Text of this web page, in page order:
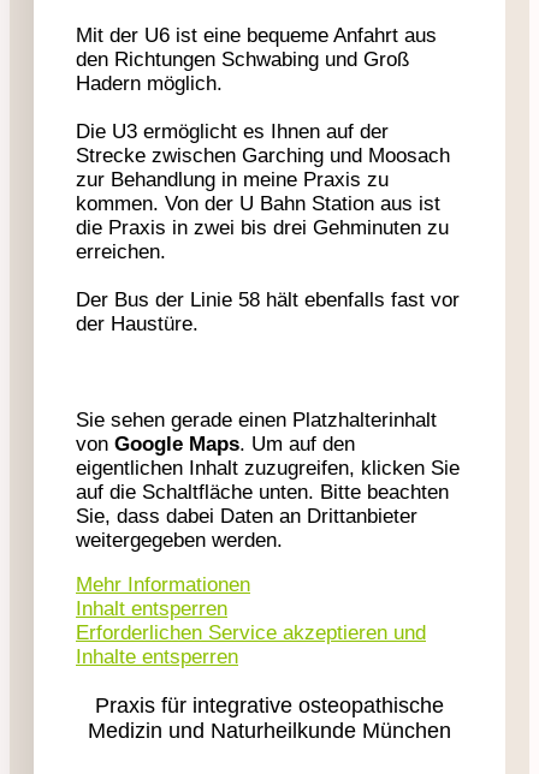
Mit der U6 ist eine bequeme Anfahrt aus
den Richtungen Schwabing und Groß
Hadern möglich.
Die U3 ermöglicht es Ihnen auf der
Strecke zwischen Garching und Moosach
zur Behandlung in meine Praxis zu
kommen. Von der U Bahn Station aus ist
die Praxis in zwei bis drei Gehminuten zu
erreichen.
Der Bus der Linie 58 hält ebenfalls fast vor
der Haustüre.
Sie sehen gerade einen Platzhalterinhalt
von Google Maps. Um auf den
eigentlichen Inhalt zuzugreifen, klicken Sie
auf die Schaltfläche unten. Bitte beachten
Sie, dass dabei Daten an Drittanbieter
weitergegeben werden.
Mehr Informationen
Inhalt entsperren
Erforderlichen Service akzeptieren und
Inhalte entsperren
Praxis für integrative osteopathische
Medizin und Naturheilkunde München